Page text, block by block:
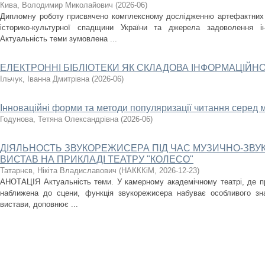
Кива, Володимир Миколайович (2026-06)
Дипломну роботу присвячено комплексному дослідженню
історико-культурної спадщини України та джерела задоволення
Актуальність теми зумовлена ...
ЕЛЕКТРОННІ БІБЛІОТЕКИ ЯК СКЛАДОВА
Ільчук, Іванна Дмитрівна (2026-06)
Інноваційні форми та методи популяризації читання
Годунова, Тетяна Олександрівна (2026-06)
ДІЯЛЬНОСТЬ ЗВУКОРЕЖИСЕРА ПІД ЧАС МУЗИЧНО-
ВИСТАВ НА ПРИКЛАДІ ТЕАТРУ "КОЛЕСО"
Татарнєв, Нікіта Владиславович (НАКККіМ , 2026-12-23)
АНОТАЦІЯ Актуальність теми. У камерному академічному театрі, де
наближена до сцени, функція звукорежисера набуває особливого
вистави, доповнює ...